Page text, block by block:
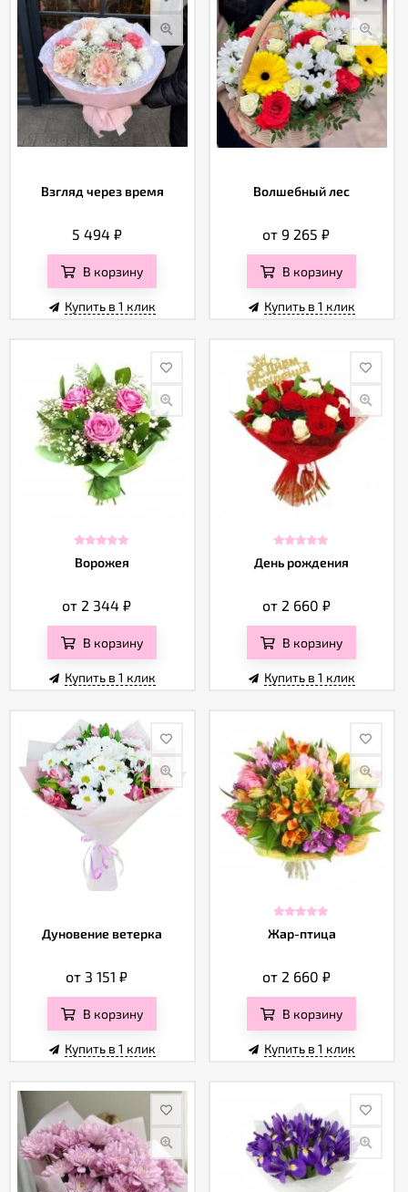
Взгляд через время
5 494 ₽
В корзину
Купить в 1 клик
Волшебный лес
от 9 265₽
В корзину
Купить в 1 клик
Ворожея
от 2 344₽
В корзину
Купить в 1 клик
День рождения
от 2 660 ₽
В корзину
Купить в 1 клик
Дуновение ветерка
от 3 151₽
В корзину
Купить в 1 клик
Жар-птица
от 2 660 ₽
В корзину
Купить в 1 клик